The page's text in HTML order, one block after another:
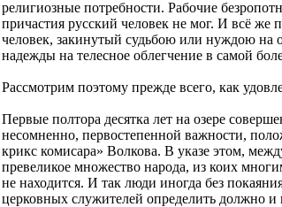
религиозные потребности. Рабочие
причастия русский человек не мог. И всё
человек, закинутый судьбою или нуждою на
надежды на телесное облегчение в самой
Рассмотрим поэтому прежде всего, как
Первые полтора десятка лет на озере
несомненно, первостепенной важности,
крикс комисара» Волкова. В указе этом,
превеликое множество народа, из коих
не находится. И так люди иногда без
церковных служителей определить должно и